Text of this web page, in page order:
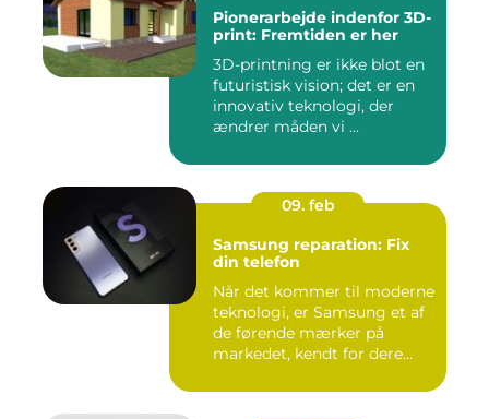
Pionerarbejde indenfor 3D-
print: Fremtiden er her
3D-printning er ikke blot en
futuristisk vision; det er en
innovativ teknologi, der
ændrer måden vi ...
09. feb
Samsung reparation: Fix
din telefon
Når det kommer til moderne
teknologi, er Samsung et af
de førende mærker på
markedet, kendt for dere...